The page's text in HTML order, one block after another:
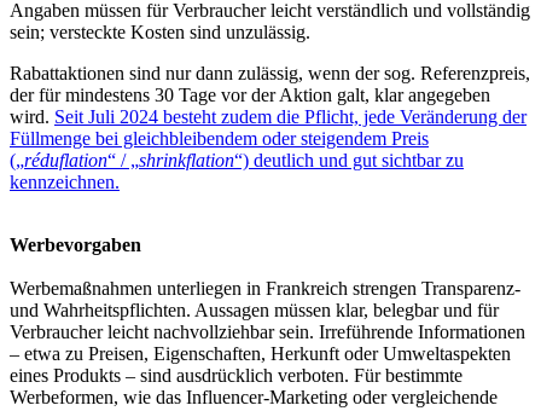
Angaben müssen für Verbraucher leicht verständlich und vollständig
sein; versteckte Kosten sind unzulässig.
Rabattaktionen sind nur dann zulässig, wenn der sog. Referenzpreis,
der für mindestens 30 Tage vor der Aktion galt, klar angegeben
wird. Seit Juli 2024 besteht zudem die Pflicht, jede Veränderung der
Füllmenge bei gleichbleibendem oder steigendem Preis
(„réduflation“ / „shrinkflation“) deutlich und gut sichtbar zu
kennzeichnen.
Werbevorgaben
Werbemaßnahmen unterliegen in Frankreich strengen Transparenz-
und Wahrheitspflichten. Aussagen müssen klar, belegbar und für
Verbraucher leicht nachvollziehbar sein. Irreführende Informationen
– etwa zu Preisen, Eigenschaften, Herkunft oder Umweltaspekten
eines Produkts – sind ausdrücklich verboten. Für bestimmte
Werbeformen, wie das Influencer-Marketing oder vergleichende